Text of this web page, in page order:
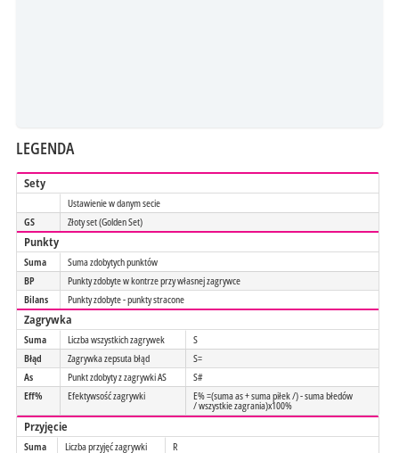
LEGENDA
Sety
Ustawienie w danym secie
GS
Złoty set (Golden Set)
Punkty
Suma
Suma zdobytych punktów
BP
Punkty zdobyte w kontrze przy własnej zagrywce
Bilans
Punkty zdobyte - punkty stracone
Zagrywka
Suma Liczba wszystkich zagrywek
S
Błąd
Zagrywka zepsuta błąd
S=
As
Punkt zdobyty z zagrywki AS
S#
Eff%
Efektywsość zagrywki E% =(suma as + suma piłek /) - suma błedów
/ wszystkie zagrania)x100%
Przyjęcie
Suma Liczba przyjęć zagrywki R